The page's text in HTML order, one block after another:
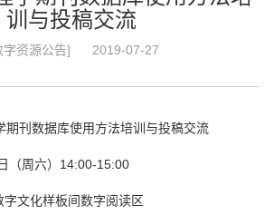
训与投稿交流
字资源公告] 2019-07-27
期刊数据库使用方法培训与投稿交流
（周六）14:00-15:00
文化样板间数字阅读区